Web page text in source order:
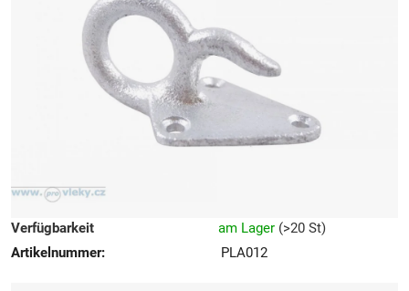
Verfügbarkeit am Lager (>20 St)
Artikelnummer:
PLA012